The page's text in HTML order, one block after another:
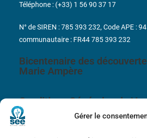
Gérer le
Bicentenaire des
Marie Ampère
Conditions Générales de
Téléphone : (+33) 1 56 90 37 17
N° de SIREN : 785 393 232, Code APE :
communautaire : FR44 785 393 232